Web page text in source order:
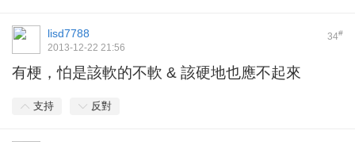
34#
lisd7788
2013-12-22 21:56
有梗，怕是該軟的不軟 & 該硬地也應不起來
支持 反對